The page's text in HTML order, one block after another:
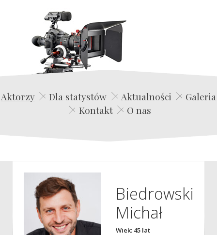
Edwin Film Agencja Aktorska
Aktorzy Dla statystów Aktualności
Galeria
Kontakt
O nas
Biedrowski
Michał
Wiek: 45 lat